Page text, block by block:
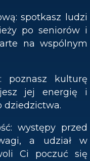
spotkasz ludzi
po seniorów i
na wspólnym
kulturę
jej energię i
dziedzictwa.
występy przed
a udział w
Ci poczuć się